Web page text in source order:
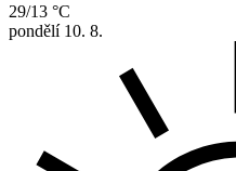
29/13 °C
pondělí 10. 8.